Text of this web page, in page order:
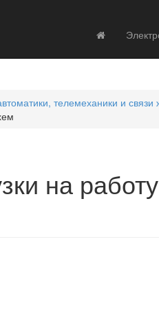
телемеханики и связи
на работу